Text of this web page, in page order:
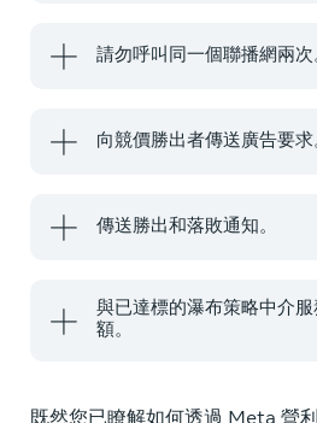
請勿呼叫同一個聯播網兩次
向競價勝出者傳送廣告要求
傳送勝出和落敗通知。
與已達標的瀑布策略中介
額。